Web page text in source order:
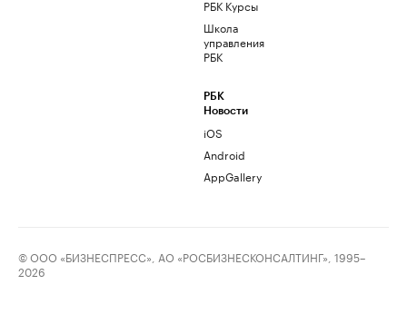
РБК Курсы
Школа
управления
РБК
РБК
Новости
iOS
Android
AppGallery
© ООО «БИЗНЕСПРЕСС», АО «РОСБИЗНЕСКОНСАЛТИНГ», 1995–
2026